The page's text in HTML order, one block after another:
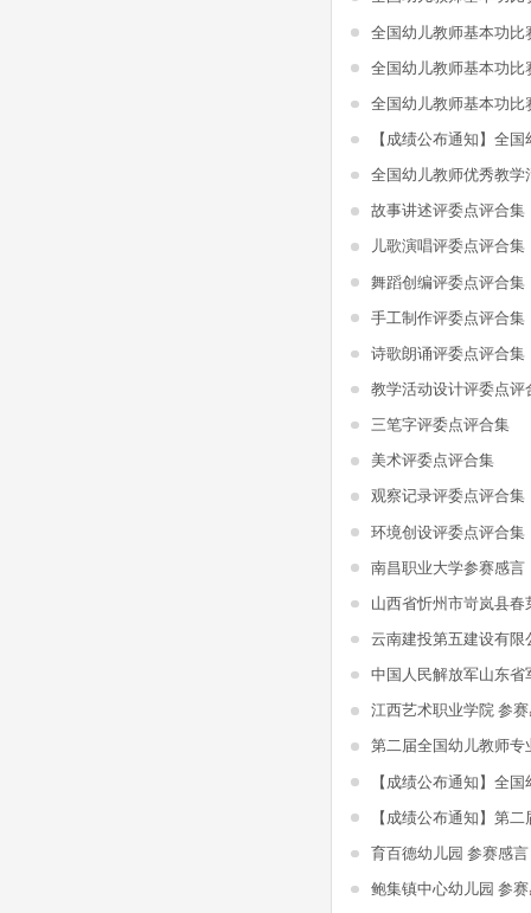
全国幼儿教师基本功比
全国幼儿教师基本功比
全国幼儿教师基本功比
全国幼儿教师优秀教学
故事讲述评委点评合集
儿歌演唱评委点评合集
舞蹈创编评委点评合集
手工制作评委点评合集
诗歌朗诵评委点评合集
教学活动设计评委点评
三笔字评委点评合集
美术评委点评合集
观察记录评委点评合集
环境创设评委点评合集
南昌职业大学参赛感言
山西省忻州市岢岚县
江西艺术职业学院 参
第二届全国幼儿教师专
育百德幼儿园 参赛感言
鲍集镇中心幼儿园 参